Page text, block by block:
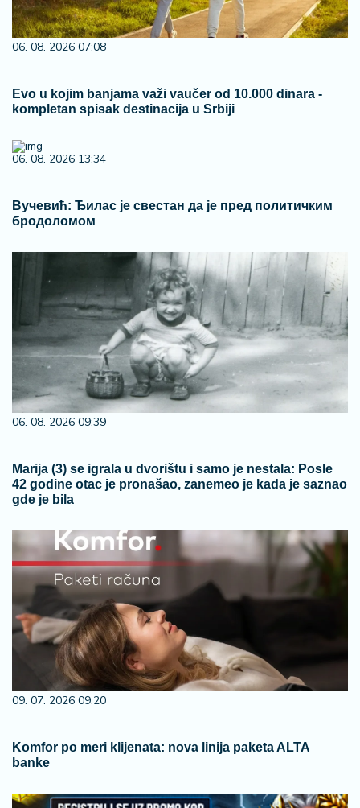
06. 08. 2026 07:08
Evo u kojim banjama važi vaučer od 10.000 dinara -
kompletan spisak destinacija u Srbiji
06. 08. 2026 13:34
Вучевић: Ђилас је свестан да је пред политичким
бродоломом
06. 08. 2026 09:39
Marija (3) se igrala u dvorištu i samo je nestala: Posle
42 godine otac je pronašao, zanemeo je kada je saznao
gde je bila
09. 07. 2026 09:20
Komfor po meri klijenata: nova linija paketa ALTA
banke